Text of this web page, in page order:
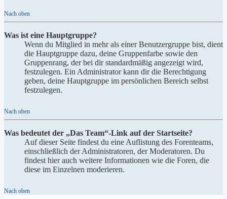
Nach oben
Was ist eine Hauptgruppe?
Wenn du Mitglied in mehr als einer Benutzergruppe bist, dient
die Hauptgruppe dazu, deine Gruppenfarbe sowie den
Gruppenrang, der bei dir standardmäßig angezeigt wird,
festzulegen. Ein Administrator kann dir die Berechtigung
geben, deine Hauptgruppe im persönlichen Bereich selbst
festzulegen.
Nach oben
Was bedeutet der „Das Team“-Link auf der Startseite?
Auf dieser Seite findest du eine Auflistung des Forenteams,
einschließlich der Administratoren, der Moderatoren. Du
findest hier auch weitere Informationen wie die Foren, die
diese im Einzelnen moderieren.
Nach oben